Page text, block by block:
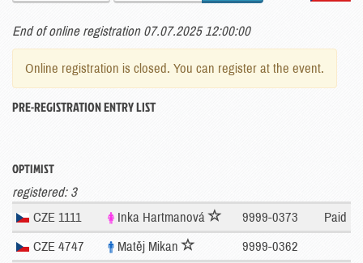
End of online registration 07.07.2025 12:00:00
Online registration is closed. You can register at the event.
PRE-REGISTRATION ENTRY LIST
OPTIMIST
registered: 3
CZE 1111
Inka Hartmanová 9999-0373 Paid
CZE 4747 Matěj Mikan 9999-0362